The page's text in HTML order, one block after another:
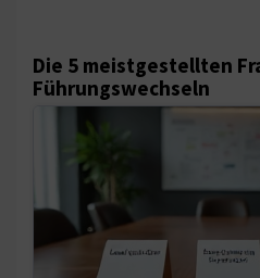
Die 5 meistgestellten
Führungswechseln